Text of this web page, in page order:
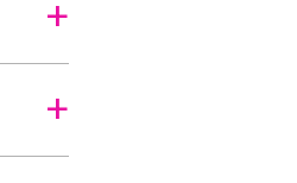
a
a